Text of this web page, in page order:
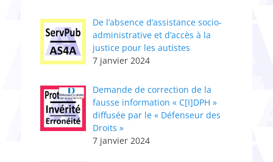
De l’absence d’assistance socio-
administrative et d’accès à la
justice pour les autistes
7 janvier 2024
Demande de correction de la
fausse information « C[I]DPH »
diffusée par le « Défenseur des
Droits »
7 janvier 2024